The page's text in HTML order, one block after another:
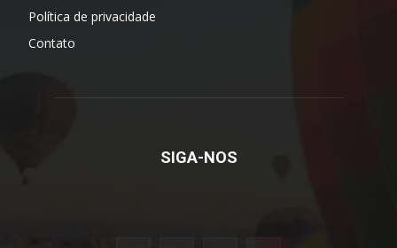
Política de privacidade
Contato
SIGA-NOS